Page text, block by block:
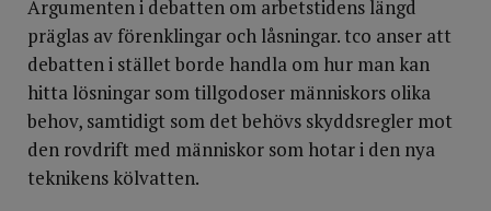
Argumenten i debatten om arbetstidens längd
präglas av förenklingar och låsningar. tco anser att
debatten i stället borde handla om hur man kan
hitta lösningar som tillgodoser människors olika
behov, samtidigt som det behövs skyddsregler mot
den rovdrift med människor som hotar i den nya
teknikens kölvatten.